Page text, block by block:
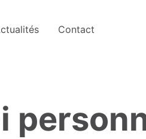
Contact